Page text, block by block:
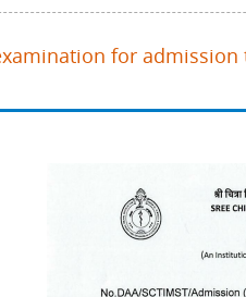
for admission